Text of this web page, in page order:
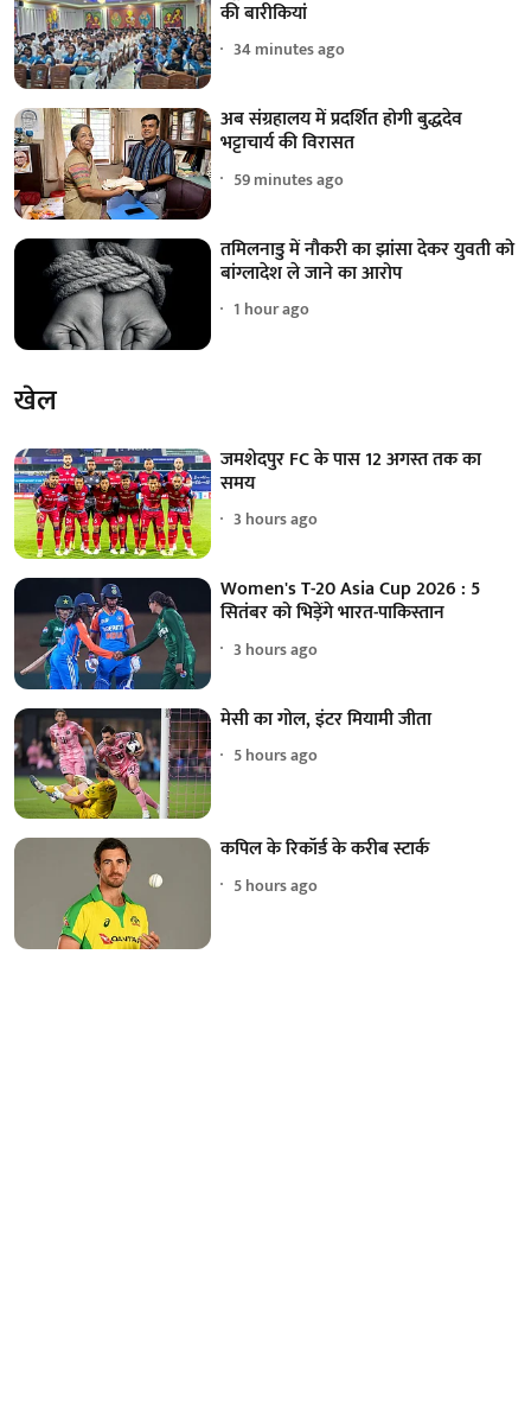
की बारीकियां
34 minutes ago
अब संग्रहालय में प्रदर्शित होगी बुद्धदेव
भट्टाचार्य की विरासत
59 minutes ago
तमिलनाडु में नौकरी का झांसा देकर युवती को
बांग्लादेश ले जाने का आरोप
1 hour ago
खेल
जमशेदपुर FC के पास 12 अगस्त तक का
समय
3 hours ago
Women's T-20 Asia Cup 2026 : 5
सितंबर को भिड़ेंगे भारत-पाकिस्तान
3 hours ago
मेसी का गोल, इंटर मियामी जीता
5 hours ago
कपिल के रिकॉर्ड के करीब स्टार्क
5 hours ago